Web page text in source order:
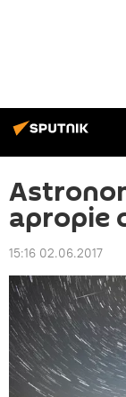
apropie
15:16 02.06.2017